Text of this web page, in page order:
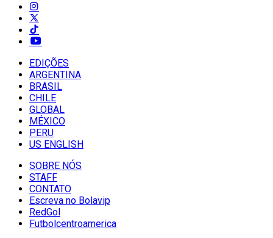
EDIÇÕES
ARGENTINA
BRASIL
CHILE
GLOBAL
MÉXICO
PERU
US ENGLISH
SOBRE NÓS
STAFF
CONTATO
Escreva no Bolavip
RedGol
Futbolcentroamerica